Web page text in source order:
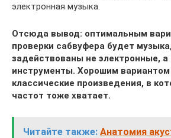
электронная музыка.
Отсюда вывод: оптимальным
проверки сабвуфера будет
задействованы не электронные,
инструменты. Хорошим
классические произведения, в
частот тоже хватает.
Читайте также: Анатомия